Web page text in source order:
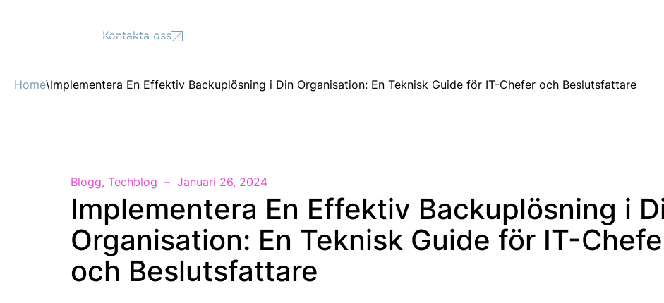
Kontakta oss
Home\Implementera En Effektiv Backuplösning i Din Organisation: En Teknisk Guide för IT-Chefer och Beslutsfattare
Blogg, Techblog Januari 26, 2024
Implementera En Effektiv Backuplösning i
Organisation: En Teknisk Guide för IT-
och Beslutsfattare